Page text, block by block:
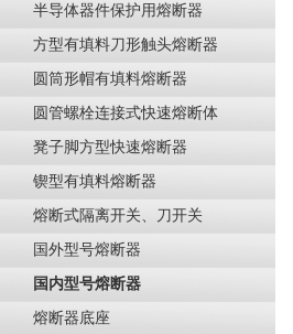
半导体器件保护用熔断器
方型有填料刀形触头熔断器
圆筒形帽有填料熔断器
圆管螺栓连接式快速熔断体
凳子脚方型快速熔断器
锲型有填料熔断器
熔断式隔离开关、刀开关
国外型号熔断器
国内型号熔断器
熔断器底座